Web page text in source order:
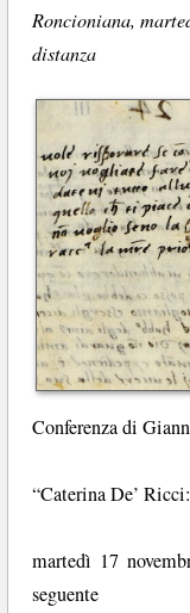
Roncioniana,
distanza
Conferenza di
“Caterina De’
martedì 17